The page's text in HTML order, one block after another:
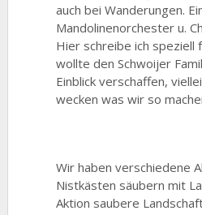
auch bei Wanderungen.
Mandolinenorchester u.
Hier schreibe ich speziell
wollte den Schwoijer
Einblick verschaffen,
wecken was wir so
Wir haben verschiedene
Nistkästen säubern mit
Aktion saubere